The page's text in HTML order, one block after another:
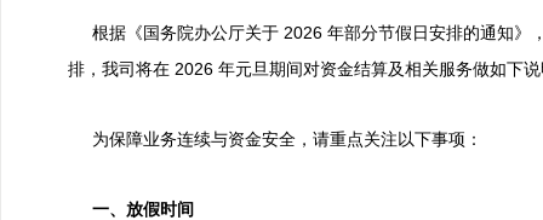
根据《国务院办公厅关于 2026 年部分节假日安排的通知》
排，我司将在 2026 年元旦期间对资金结算及相关服务做如下
为保障业务连续与资金安全，请重点关注以下事项：
一、放假时间